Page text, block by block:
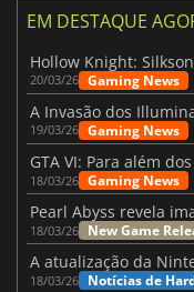
EM DESTAQUE
20/03/26 Gaming News
19/03/26 Gaming News
18/03/26 Gaming News
18/03/26 New Game
18/03/26 Notícias de